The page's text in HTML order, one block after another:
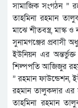
সামাজিক সংগঠন ”
তাহমিনা রহমান
মাঝে শীতবস্ত্র, মাস্ক
সুনামগঞ্জের প্রবাসী
ইউনিয়ন এর অন্তর্ভুক্ত
শিল্পপতি আজিজুর
” রহমান ফাউন্ডেশন,
রহমান তালুকদার এর
তাহমিনা রহমান